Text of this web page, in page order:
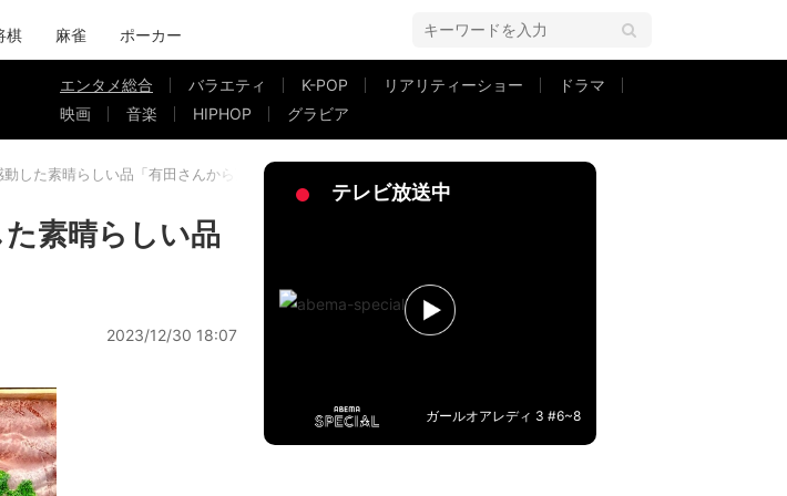
棋 麻雀 ポーカー
エンタメ総合 バラエティ K-POP リアリティーショー
ドラマ
映画
音楽 HIPHOP グラビア
した素晴らしい品「有田さんから頂きました」
素晴らしい品
2023/12/30 18:07
テレビ放送中
ガールオアレディ 3 #6~8